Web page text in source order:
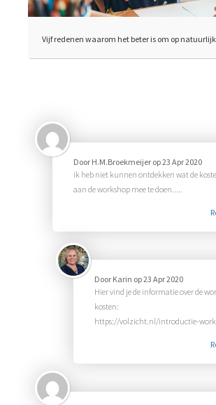
Vijf redenen waarom het beter is om op
Door H.M.Broekmeijer op23 Apr 2020
ik heb niet kunnen ontdekken wat de
aan de workshop mee te doen.....
Door Karin op23 Apr 2020
Hier vind je de informatie over de
kosten:
https://volzicht.nl/introductie-